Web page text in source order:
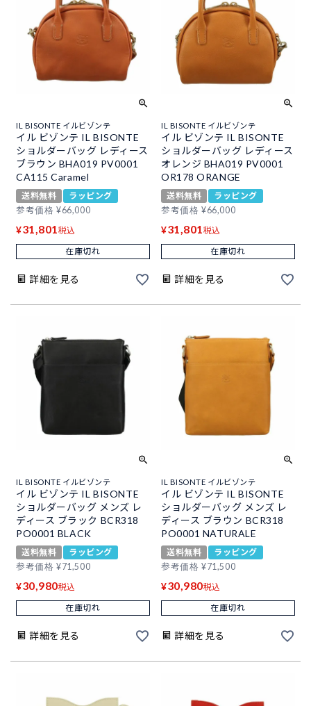
IL BISONTE イルビゾンテ
イル ビゾンテ IL BISONTE
ショルダーバッグ レディース
ブラウン BHA019 PV0001
CA115 Caramel
送料無料
ラッピング
参考価格 ¥66,000
¥31,801税込
在庫切れ
詳細を見る
IL BISONTE イルビゾンテ
イル ビゾンテ IL BISONTE
ショルダーバッグ レディース
オレンジ BHA019 PV0001
OR178 ORANGE
送料無料
ラッピング
参考価格 ¥66,000
¥31,801税込
在庫切れ
詳細を見る
IL BISONTE イルビゾンテ
イル ビゾンテ IL BISONTE
ショルダーバッグ メンズ レ
ディース ブラック BCR318
PO0001 BLACK
送料無料
ラッピング
参考価格 ¥71,500
¥30,980税込
在庫切れ
詳細を見る
IL BISONTE イルビゾンテ
イル ビゾンテ IL BISONTE
ショルダーバッグ メンズ レ
ディース ブラウン BCR318
PO0001 NATURALE
送料無料
ラッピング
参考価格 ¥71,500
¥30,980税込
在庫切れ
詳細を見る